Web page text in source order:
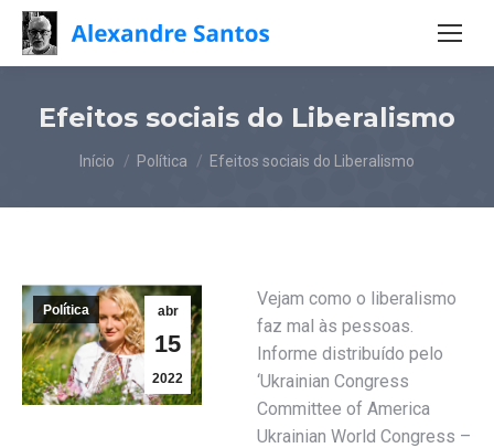
Efeitos sociais do Liberalismo
Você está aqui:
Início Política Efeitos sociais do Liberalismo
abr
15
2022
Política
Vejam como o liberalismo
faz mal às pessoas.
Informe distribuído pelo
‘Ukrainian Congress
Committee of America
Ukrainian World Congress –